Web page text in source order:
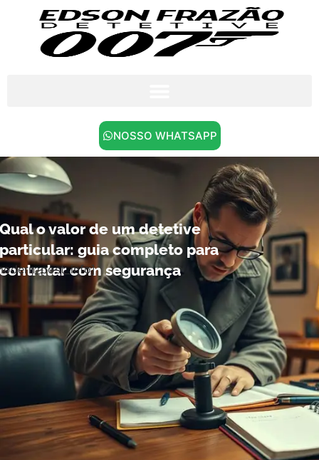
NOSSO WHATSAPP
Qual o valor de um detetive
particular: guia completo para
contratar com segurança